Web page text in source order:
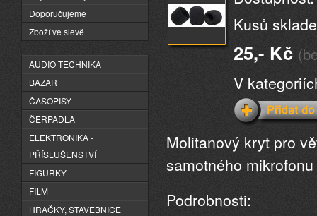
Kusů
25,- Kč
V
Molitanový kryt pro
samotného
Podrobnosti:
Doporučujeme
Zboží ve slevě
AUDIO TECHNIKA
BAZAR
ČASOPISY
ČERPADLA
ELEKTRONIKA -
PŘÍSLUŠENSTVÍ
FIGURKY
FILM
HRAČKY, STAVEBNICE